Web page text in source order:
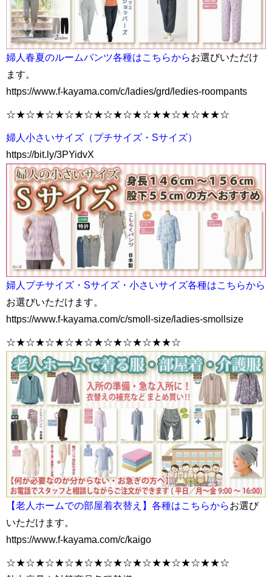
婦人春夏のルームパンツ各種はこちらからお選びいただけ
ます。
https://www.f-kayama.com/c/ladies/grd/ledies-roompants
☆★☆★☆★☆★☆★☆★☆★☆★★☆★☆★★☆
婦人小さいサイズ（プチサイズ・Sサイズ）
https://bit.ly/3PYidvX
婦人プチサイズ・Sサイズ・小さいサイズ各種はこちらから
お選びいただけます。
https://www.f-kayama.com/c/smoll-size/ladies-smollsize
☆★☆★☆★☆★☆★☆★☆★☆★★☆
【老人ホームでの部屋着衣替え】各種はこちらからお選び
いただけます。
https://www.f-kayama.com/c/kaigo
☆★☆★☆★☆★☆★☆★☆★☆★★☆★☆★★☆